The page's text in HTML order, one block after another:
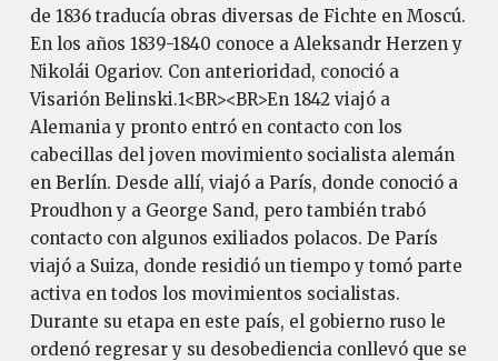
de 1836 traducía obras diversas de Fichte en Moscú.
En los años 1839-1840 conoce a Aleksandr Herzen y
Nikolái Ogariov. Con anterioridad, conoció a
Visarión Belinski.1<BR><BR>En 1842 viajó a
Alemania y pronto entró en contacto con los
cabecillas del joven movimiento socialista alemán
en Berlín. Desde allí, viajó a París, donde conoció a
Proudhon y a George Sand, pero también trabó
contacto con algunos exiliados polacos. De París
viajó a Suiza, donde residió un tiempo y tomó parte
activa en todos los movimientos socialistas.
Durante su etapa en este país, el gobierno ruso le
ordenó regresar y su desobediencia conllevó que se